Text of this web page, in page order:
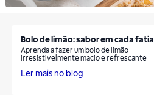
Bolo de limão: sabor em cada fatia
Aprenda a fazer um bolo de limão
irresistivelmente macio e refrescante
Ler mais no blog